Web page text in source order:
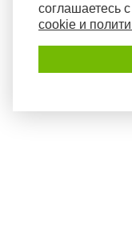
соглашаетесь с
cookie и